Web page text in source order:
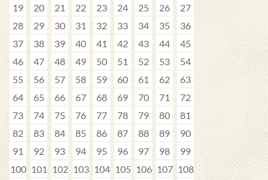
19
20 21 22 23 24 25 26
27
28
29 30 31 32 33 34 35
36
37
38 39 40 41 42 43 44
45
46
47 48 49 50 51 52 53
54
55
56 57 58 59 60 61 62
63
64
65 66 67 68 69 70 71
72
73
74 75 76 77 78 79 80
81
82
83 84 85 86 87 88 89
90
91
92 93 94 95 96 97 98
99
100 101 102 103 104 105 106 107 108